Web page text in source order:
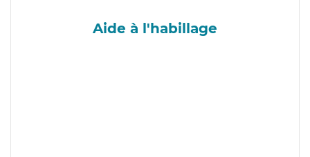
Aide à l'habillage